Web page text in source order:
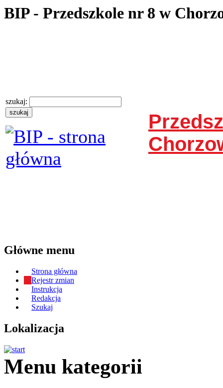
BIP - Przedszkole nr 8 w
szukaj:
Główne menu
Strona główna
Rejestr zmian
Instrukcja
Redakcja
Szukaj
Lokalizacja
Menu kategorii